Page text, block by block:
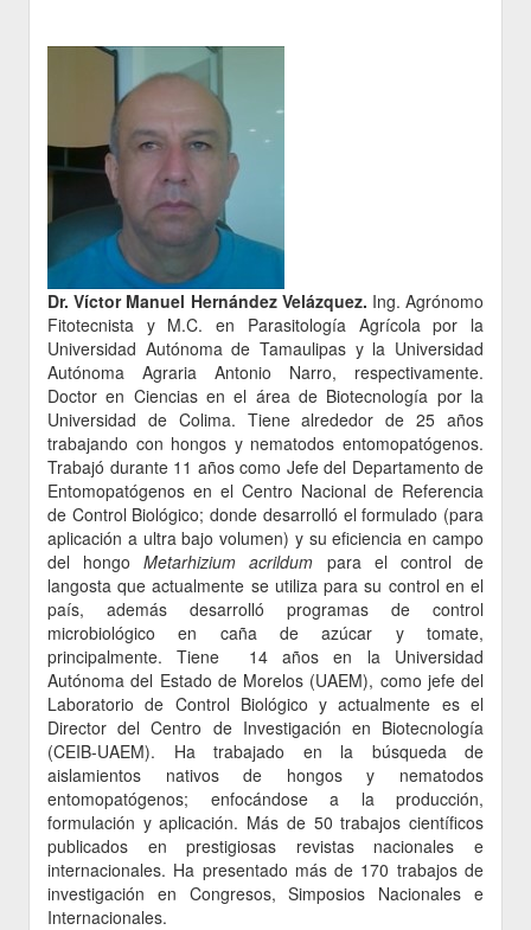
Dr. Víctor Manuel Hernández Velázquez. Ing. Agrónomo
Fitotecnista y M.C. en Parasitología Agrícola por la
Universidad Autónoma de Tamaulipas y la Universidad
Autónoma Agraria Antonio Narro, respectivamente.
Doctor en Ciencias en el área de Biotecnología por la
Universidad de Colima. Tiene alrededor de 25 años
trabajando con hongos y nematodos entomopatógenos.
Trabajó durante 11 años como Jefe del Departamento de
Entomopatógenos en el Centro Nacional de Referencia
de Control Biológico; donde desarrolló el formulado (para
aplicación a ultra bajo volumen) y su eficiencia en campo
del hongoMetarhizium acrildum para el control de
langosta que actualmente se utiliza para su control en el
país, además desarrolló programas de control
microbiológico en caña de azúcar y tomate,
principalmente. Tiene 14 años en la Universidad
Autónoma del Estado de Morelos (UAEM), como jefe del
Laboratorio de Control Biológico y actualmente es el
Director del Centro de Investigación en Biotecnología
(CEIB-UAEM). Ha trabajado en la búsqueda de
aislamientos nativos de hongos y nematodos
entomopatógenos; enfocándose a la producción,
formulación y aplicación. Más de 50 trabajos científicos
publicados en prestigiosas revistas nacionales e
internacionales. Ha presentado más de 170 trabajos de
investigación en Congresos, Simposios Nacionales e
Internacionales.